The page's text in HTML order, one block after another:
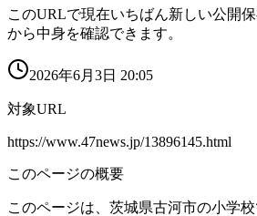
このURLで現在いちばん新しい公開
から中身を確認できます。
2026年6月3日 20:05
対象URL
https://www.47news.jp/13896145.html
このページの概要
このページは、茨城県古河市の小学